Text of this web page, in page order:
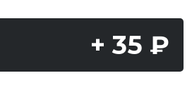
+ 35 ₽